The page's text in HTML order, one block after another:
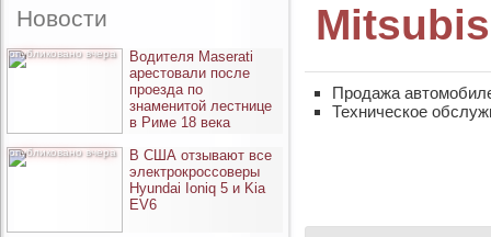
Новости
опубликовано вчера
Водителя Maserati
арестовали после
проезда по
знаменитой лестнице
в Риме 18 века
опубликовано вчера
В США отзывают все
электрокроссоверы
Hyundai Ioniq 5 и Kia
EV6
Продажа
Техническое